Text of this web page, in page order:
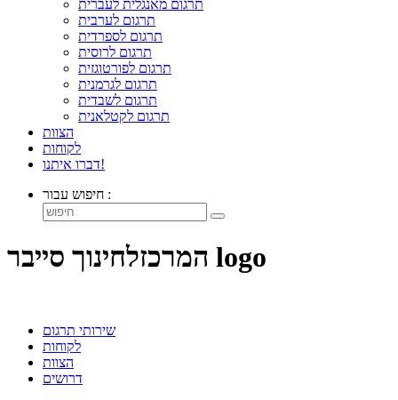
תרגום מאנגלית לעברית
תרגום לערבית
תרגום לספרדית
תרגום לרוסית
תרגום לפורטוגזית
תרגום לגרמנית
תרגום לשבדית
תרגום לקטלאנית
הצוות
לקוחות
דברו איתנו!
חיפוש עבור :
המרכזלחינוך סייבר logo
שירותי תרגום
לקוחות
הצוות
דרושים